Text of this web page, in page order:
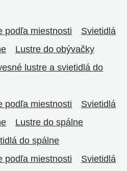
podľa miestnosti
Svietidlá
Lustre do obývačky
lustre a svietidlá do
podľa miestnosti
Svietidlá
Lustre do spálne
do spálne
podľa miestnosti
Svietidlá